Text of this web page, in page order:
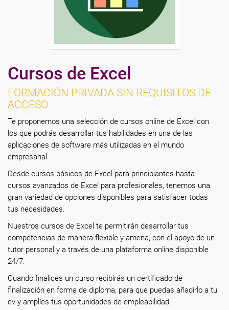
Cursos de Excel
FORMACIÓN PRIVADA SIN REQUISITOS DE
ACCESO
Te proponemos una selección de cursos online de Excel con
los que podrás desarrollar tus habilidades en una de las
aplicaciones de software más utilizadas en el mundo
empresarial.
Desde cursos básicos de Excel para principiantes hasta
cursos avanzados de Excel para profesionales, tenemos una
gran variedad de opciones disponibles para satisfacer todas
tus necesidades.
Nuestros cursos de Excel te permitirán desarrollar tus
competencias de manera flexible y amena, con el apoyo de un
tutor personal y a través de una plataforma online disponible
24/7.
Cuando finalices un curso recibirás un certificado de
finalización en forma de diploma, para que puedas añadirlo a tu
cv y amplíes tus oportunidades de empleabilidad.